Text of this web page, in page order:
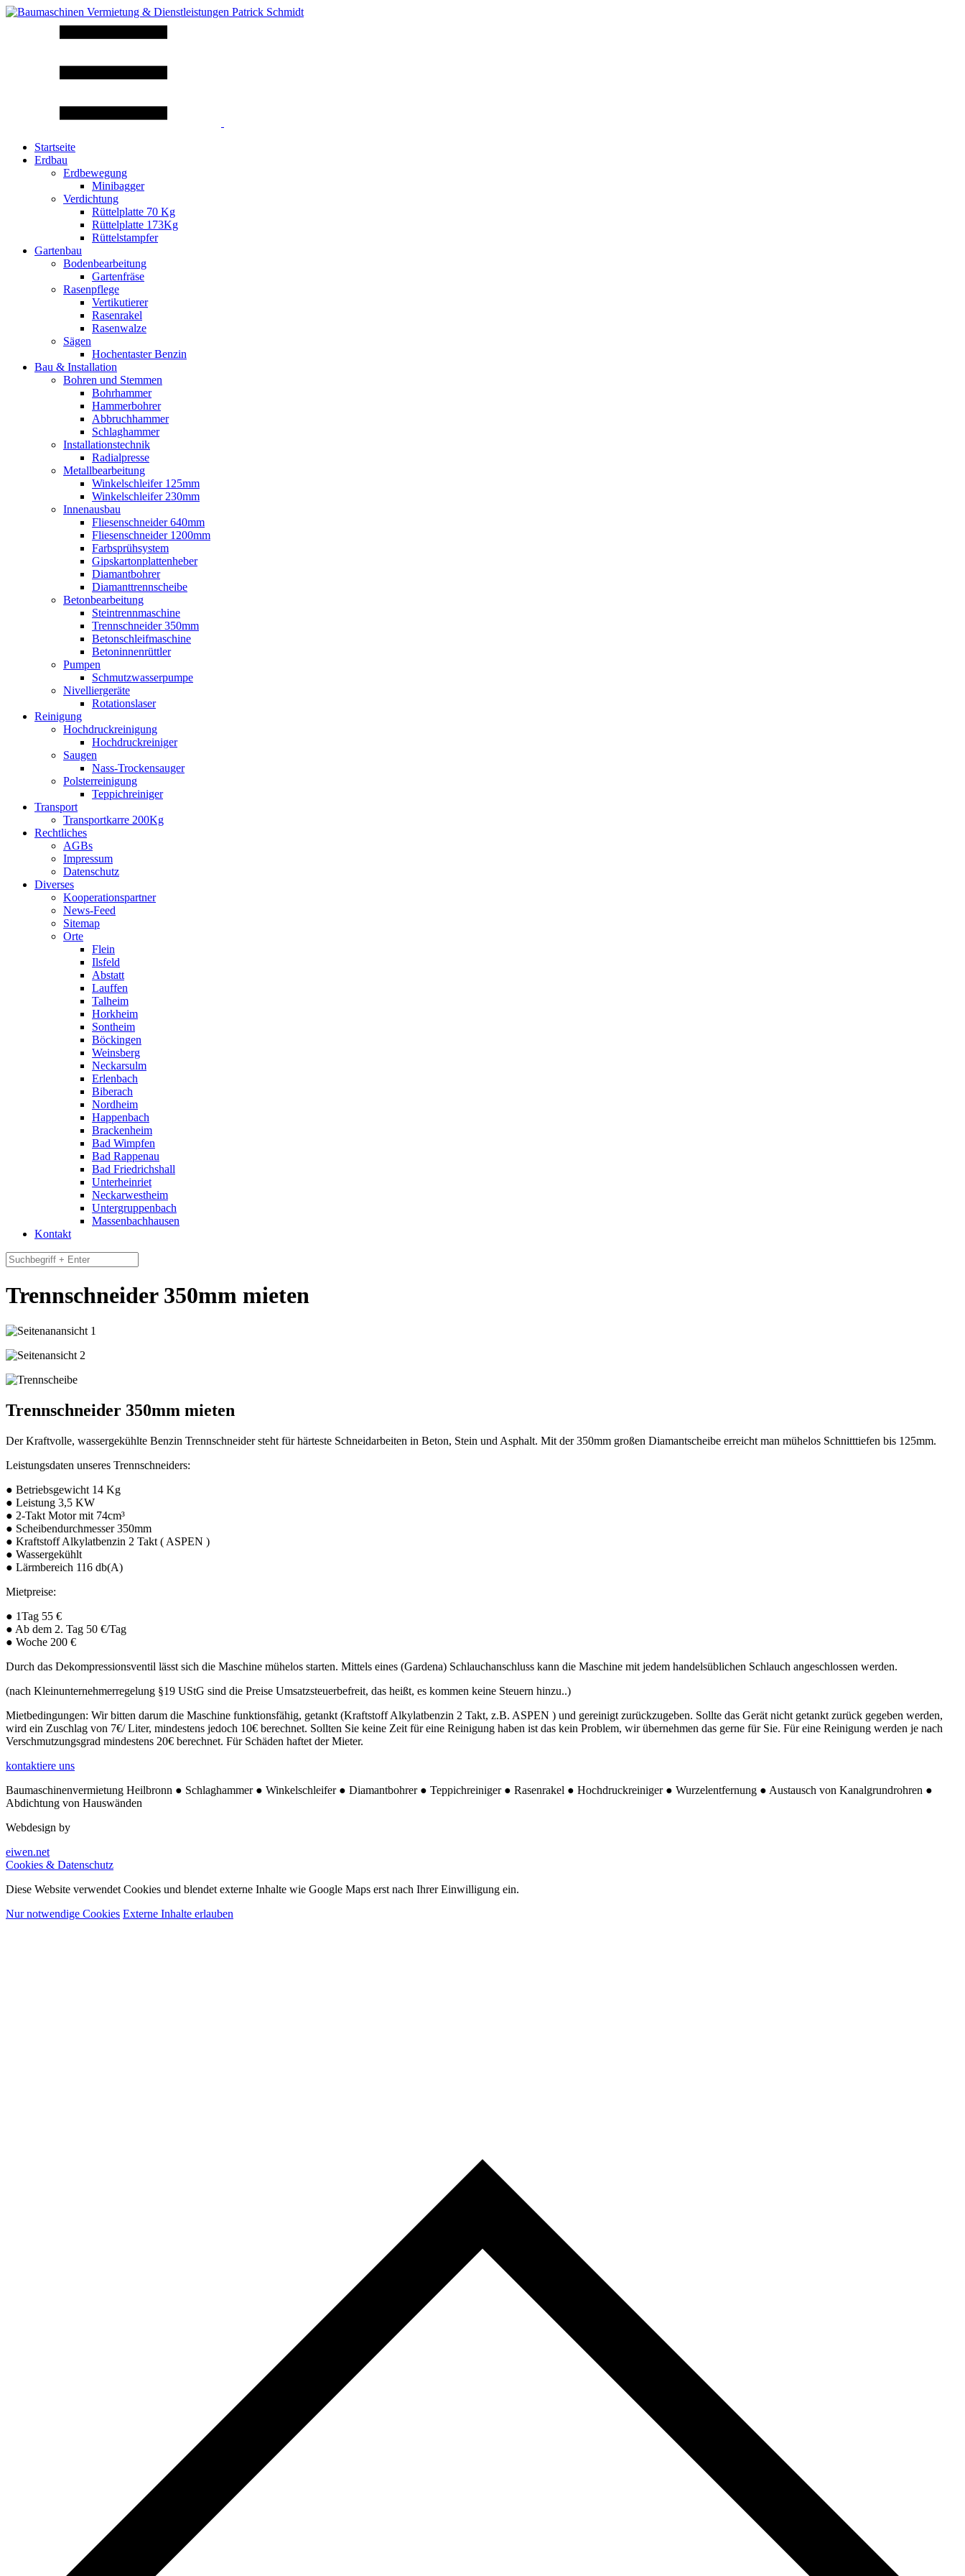
Startseite
Erdbau
Erdbewegung
Minibagger
Verdichtung
Rüttelplatte 70 Kg
Rüttelplatte 173Kg
Rüttelstampfer
Gartenbau
Bodenbearbeitung
Gartenfräse
Rasenpflege
Vertikutierer
Rasenrakel
Rasenwalze
Sägen
Hochentaster Benzin
Bau & Installation
Bohren und Stemmen
Bohrhammer
Hammerbohrer
Abbruchhammer
Schlaghammer
Installationstechnik
Radialpresse
Metallbearbeitung
Winkelschleifer 125mm
Winkelschleifer 230mm
Innenausbau
Fliesenschneider 640mm
Fliesenschneider 1200mm
Farbsprühsystem
Gipskartonplattenheber
Diamantbohrer
Diamanttrennscheibe
Betonbearbeitung
Steintrennmaschine
Trennschneider 350mm
Betonschleifmaschine
Betoninnenrüttler
Pumpen
Schmutzwasserpumpe
Nivelliergeräte
Rotationslaser
Reinigung
Hochdruckreinigung
Hochdruckreiniger
Saugen
Nass-Trockensauger
Polsterreinigung
Teppichreiniger
Transport
Transportkarre 200Kg
Rechtliches
AGBs
Impressum
Datenschutz
Diverses
Kooperationspartner
News-Feed
Sitemap
Orte
Flein
Ilsfeld
Abstatt
Lauffen
Talheim
Horkheim
Sontheim
Böckingen
Weinsberg
Neckarsulm
Erlenbach
Biberach
Nordheim
Happenbach
Brackenheim
Bad Wimpfen
Bad Rappenau
Bad Friedrichshall
Unterheinriet
Neckarwestheim
Untergruppenbach
Massenbachhausen
Kontakt
Trennschneider 350mm mieten
Trennschneider 350mm mieten
Der Kraftvolle, wassergekühlte Benzin Trennschneider steht für härteste Schneidarbeiten in Beton, Stein und Asphalt. Mit der 350mm großen Diamantscheibe erreicht man mühelos Schnitttiefen bis 125mm.
Leistungsdaten unseres Trennschneiders:
● Betriebsgewicht 14 Kg
● Leistung 3,5 KW
● 2-Takt Motor mit 74cm³
● Scheibendurchmesser 350mm
● Kraftstoff Alkylatbenzin 2 Takt ( ASPEN )
● Wassergekühlt
● Lärmbereich 116 db(A)
Mietpreise:
● 1Tag 55 €
● Ab dem 2. Tag 50 €/Tag
● Woche 200 €
Durch das Dekompressionsventil lässt sich die Maschine mühelos starten. Mittels eines (Gardena) Schlauchanschluss kann die Maschine mit jedem handelsüblichen Schlauch angeschlossen werden.
(nach Kleinunternehmerregelung §19 UStG sind die Preise Umsatzsteuerbefreit, das heißt, es kommen keine Steuern hinzu..)
Mietbedingungen: Wir bitten darum die Maschine funktionsfähig, getankt (Kraftstoff Alkylatbenzin 2 Takt, z.B. ASPEN ) und gereinigt zurückzugeben. Sollte das Gerät nicht getankt zurück gegeben werden,
wird ein Zuschlag von 7€/ Liter, mindestens jedoch 10€ berechnet. Sollten Sie keine Zeit für eine Reinigung haben ist das kein Problem, wir übernehmen das gerne für Sie. Für eine Reinigung werden je nach
Verschmutzungsgrad mindestens 20€ berechnet. Für Schäden haftet der Mieter.
kontaktiere uns
Baumaschinenvermietung Heilbronn ● Schlaghammer ● Winkelschleifer ● Diamantbohrer ● Teppichreiniger ● Rasenrakel ● Hochdruckreiniger ● Wurzelentfernung ● Austausch von Kanalgrundrohren ●
Abdichtung von Hauswänden
Webdesign by
eiwen.net
Cookies & Datenschutz
Diese Website verwendet Cookies und blendet externe Inhalte wie Google Maps erst nach Ihrer Einwilligung ein.
Nur notwendige Cookies Externe Inhalte erlauben